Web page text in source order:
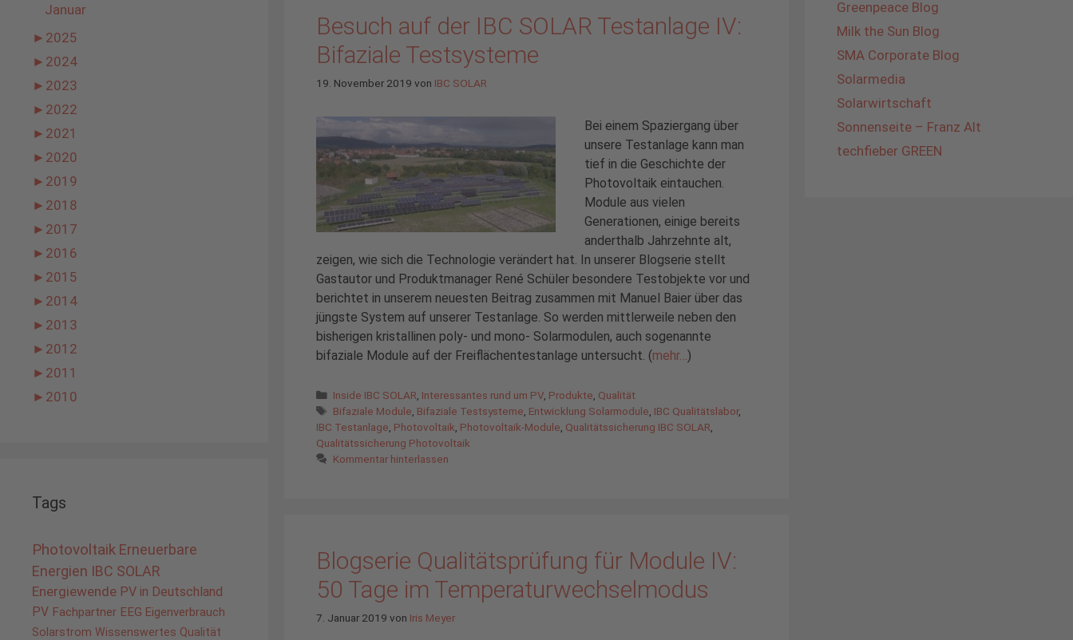
Besuch auf der IBC SOLAR Testanlage IV:
Bifaziale Testsysteme
19. November 2019 von IBC SOLAR
Bei einem Spaziergang über
unsere Testanlage kann man
tief in die Geschichte der
Photovoltaik eintauchen.
Module aus vielen
Generationen, einige bereits
anderthalb Jahrzehnte alt,
zeigen, wie sich die Technologie verändert hat. In unserer Blogserie stellt
Gastautor und Produktmanager René Schüler besondere Testobjekte vor und
berichtet in unserem neuesten Beitrag zusammen mit Manuel Baier über das
jüngste System auf unserer Testanlage. So werden mittlerweile neben den
bisherigen kristallinen poly- und mono- Solarmodulen, auch sogenannte
bifaziale Module auf der Freiflächentestanlage untersucht. (mehr… )
Kategorien
Inside IBC SOLAR Interessantes rund um PV Produkte Qualität
Schlagwörter
Bifaziale Module Bifaziale Testsysteme Entwicklung Solarmodule IBC Qualitätslabor,
IBC Testanlage Photovoltaik Photovoltaik-Module Qualitätssicherung IBC SOLAR
Qualitätssicherung Photovoltaik
Kommentar hinterlassen
Blogserie Qualitätsprüfung für Module IV:
50 Tage im Temperaturwechselmodus
7. Januar 2019 von Iris Meyer
Januar
► 2025
► 2024
► 2023
► 2022
► 2021
► 2020
► 2019
► 2018
► 2017
► 2016
► 2015
► 2014
► 2013
► 2012
► 2011
► 2010
Tags
Photovoltaik Erneuerbare
Energien IBC SOLAR
Energiewende PV in Deutschland
PV Fachpartner EEG Eigenverbrauch
Solarstrom Wissenswertes Qualität
Greenpeace Blog
Milk the Sun Blog
SMA Corporate Blog
Solarmedia
Solarwirtschaft
Sonnenseite – Franz Alt
techfieber GREEN